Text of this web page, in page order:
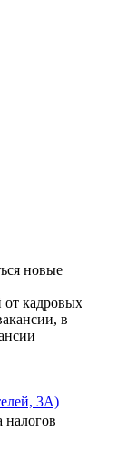
новые
от кадровых
в
3А)
налогов